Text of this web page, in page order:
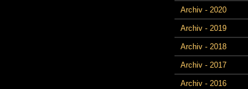
Archiv - 2020
Archiv - 2019
Archiv - 2018
Archiv - 2017
Archiv - 2016